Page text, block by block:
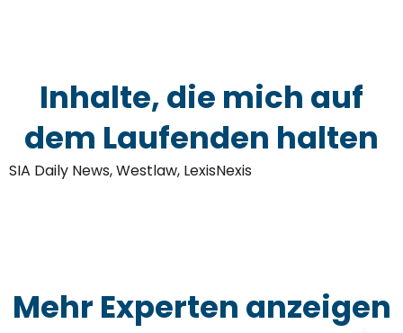
Inhalte, die mich auf
dem Laufenden halten
SIA Daily News, Westlaw, LexisNexis
Mehr Experten anzeigen